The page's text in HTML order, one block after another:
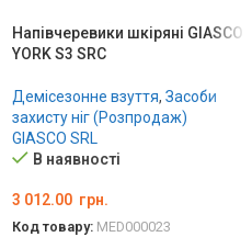
Напівчеревики шкіряні GIASCO
YORK S3 SRC
Демісезонне взуття, Засоби
захисту ніг (Розпродаж)
GIASCO SRL
В наявності
3 012.00 грн.
Код товару: MED000023